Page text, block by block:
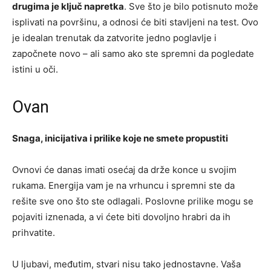
drugima je ključ napretka. Sve što je bilo potisnuto može
isplivati na površinu, a odnosi će biti stavljeni na test. Ovo
je idealan trenutak da zatvorite jedno poglavlje i
započnete novo – ali samo ako ste spremni da pogledate
istini u oči.
Ovan
Snaga, inicijativa i prilike koje ne smete propustiti
Ovnovi će danas imati osećaj da drže konce u svojim
rukama. Energija vam je na vrhuncu i spremni ste da
rešite sve ono što ste odlagali. Poslovne prilike mogu se
pojaviti iznenada, a vi ćete biti dovoljno hrabri da ih
prihvatite.
U ljubavi, međutim, stvari nisu tako jednostavne. Vaša